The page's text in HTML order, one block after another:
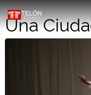
Una